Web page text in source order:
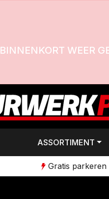
BINNENKORT WEER
ASSORTIMENT
Gratis parkeren